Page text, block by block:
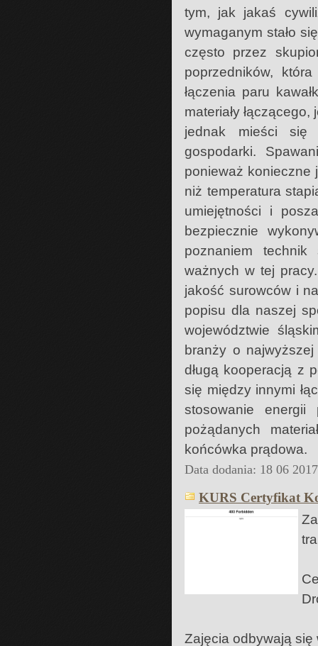
tym, jak jakaś
wymaganym stało
często przez
poprzedników,
łączenia paru
materiały
jednak mieści się
gospodarki.
ponieważ konieczne
niż temperatura
umiejętności i
bezpiecznie
poznaniem technik
ważnych w tej
jakość surowców i
popisu dla naszej
województwie
branży o
długą kooperacją z
się między innymi
stosowanie energii
pożądanych
końcówka prądowa.
Data dodania: 18 06
KURS Certyfikat
Zajęcia odbywają